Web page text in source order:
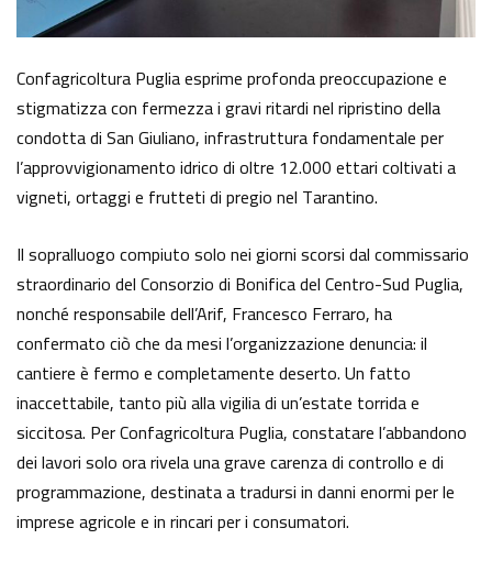
Confagricoltura Puglia esprime profonda preoccupazione e
stigmatizza con fermezza i gravi ritardi nel ripristino della
condotta di San Giuliano, infrastruttura fondamentale per
l’approvvigionamento idrico di oltre 12.000 ettari coltivati a
vigneti, ortaggi e frutteti di pregio nel Tarantino.
Il sopralluogo compiuto solo nei giorni scorsi dal commissario
straordinario del Consorzio di Bonifica del Centro-Sud Puglia,
nonché responsabile dell’Arif, Francesco Ferraro, ha
confermato ciò che da mesi l’organizzazione denuncia: il
cantiere è fermo e completamente deserto. Un fatto
inaccettabile, tanto più alla vigilia di un’estate torrida e
siccitosa. Per Confagricoltura Puglia, constatare l’abbandono
dei lavori solo ora rivela una grave carenza di controllo e di
programmazione, destinata a tradursi in danni enormi per le
imprese agricole e in rincari per i consumatori.